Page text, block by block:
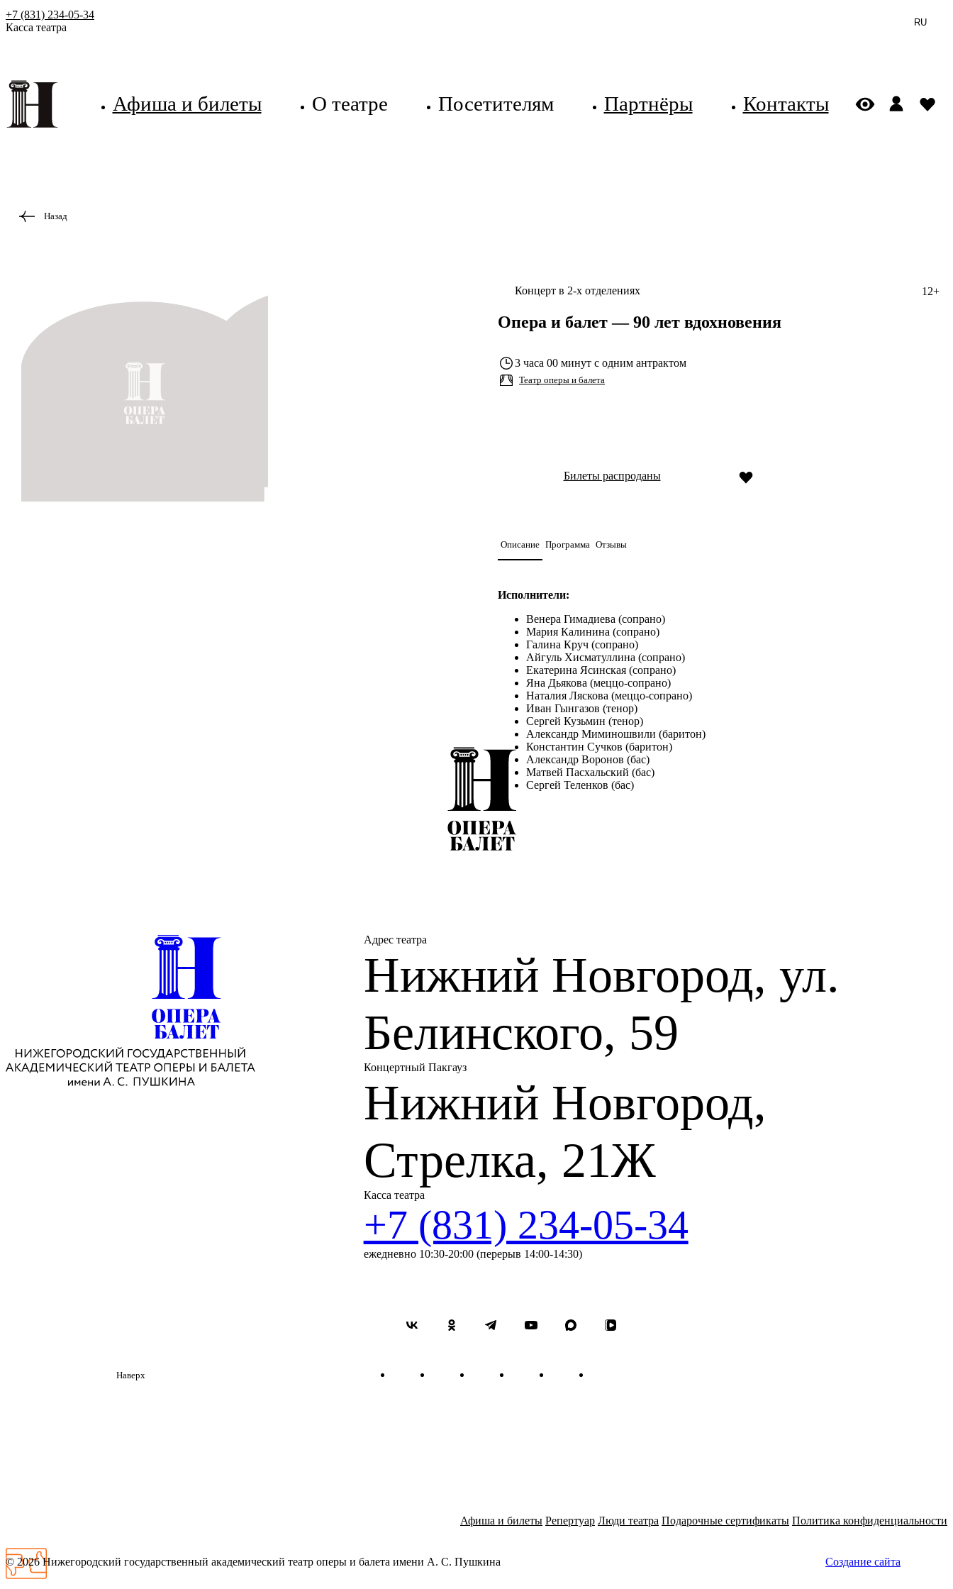
+7 (831) 234-05-34
Касса театра
RU
Афиша и билеты О театре Посетителям Партнёры Контакты
Назад
Концерт в 2-х отделениях 12+
Опера и балет — 90 лет вдохновения
3 часа 00 минут с одним антрактом
Театр оперы и балета
Билеты распроданы
Описание Программа Отзывы
Исполнители:
Венера Гимадиева (сопрано)
Мария Калинина (сопрано)
Галина Круч (сопрано)
Айгуль Хисматуллина (сопрано)
Екатерина Ясинская (сопрано)
Яна Дьякова (меццо-сопрано)
Наталия Ляскова (меццо-сопрано)
Иван Гынгазов (тенор)
Сергей Кузьмин (тенор)
Александр Миминошвили (баритон)
Константин Сучков (баритон)
Александр Воронов (бас)
Матвей Пасхальский (бас)
Сергей Теленков (бас)
Солисты балета театра:
Хор, оркестр La Voce Strumentale Нижегородского театра оперы и балета имени А.С.
Пушкина
– Дмитрий Синьковский
24 октября 2025 года Нижегородский государственный академический театр оперы и
балета имени А.С. Пушкина отмечает свой Юбилей!
90 лет шедевры мирового музыкального театра звучат на нижегородской сцене в
искусства приходят в театр, чтобы услышать гениальную музыку и насладиться высоким
искусством.
которого русская и европейская музыка, арии и фрагменты из опер и балетов, встреча с
любимыми артистами и знакомство с новыми исполнителями.
Наверх
Адрес театра
Нижний Новгород, ул.
Белинского, 59
Концертный Пакгауз
Нижний Новгород,
Стрелка, 21Ж
Касса театра
+7 (831) 234-05-34
ежедневно 10:30-20:00 (перерыв 14:00-14:30)
Афиша и билеты Репертуар Люди театра Подарочные сертификаты Политика конфиденциальности
© 2026Нижегородский государственный академический театр оперы и балета имени А. С. Пушкина Создание сайта